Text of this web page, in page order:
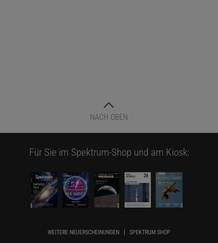
NACH OBEN
Für Sie im Spektrum-Shop und am Kiosk:
WEITERE NEUERSCHEINUNGEN SPEKTRUM SHOP